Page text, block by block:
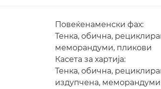
Повеќенаменски фах:
Тенка, обична,
меморандуми, пликови
Касета за хартија:
Тенка, обична,
издупчена, меморандуми